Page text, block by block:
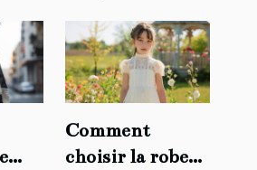
Comment
choisir la robe